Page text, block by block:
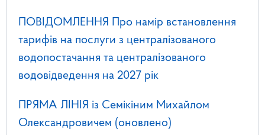
ПОВІДОМЛЕННЯ Про намір встановлення
тарифів на послуги з централізованого
водопостачання та централізованого
водовідведення на 2027 рік
ПРЯМА ЛІНІЯ із Семікіним Михайлом
Олександровичем (оновлено)